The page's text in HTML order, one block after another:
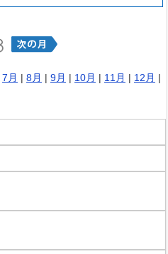
7月 | 8月 | 9月 | 10月 | 11月 | 12月 |